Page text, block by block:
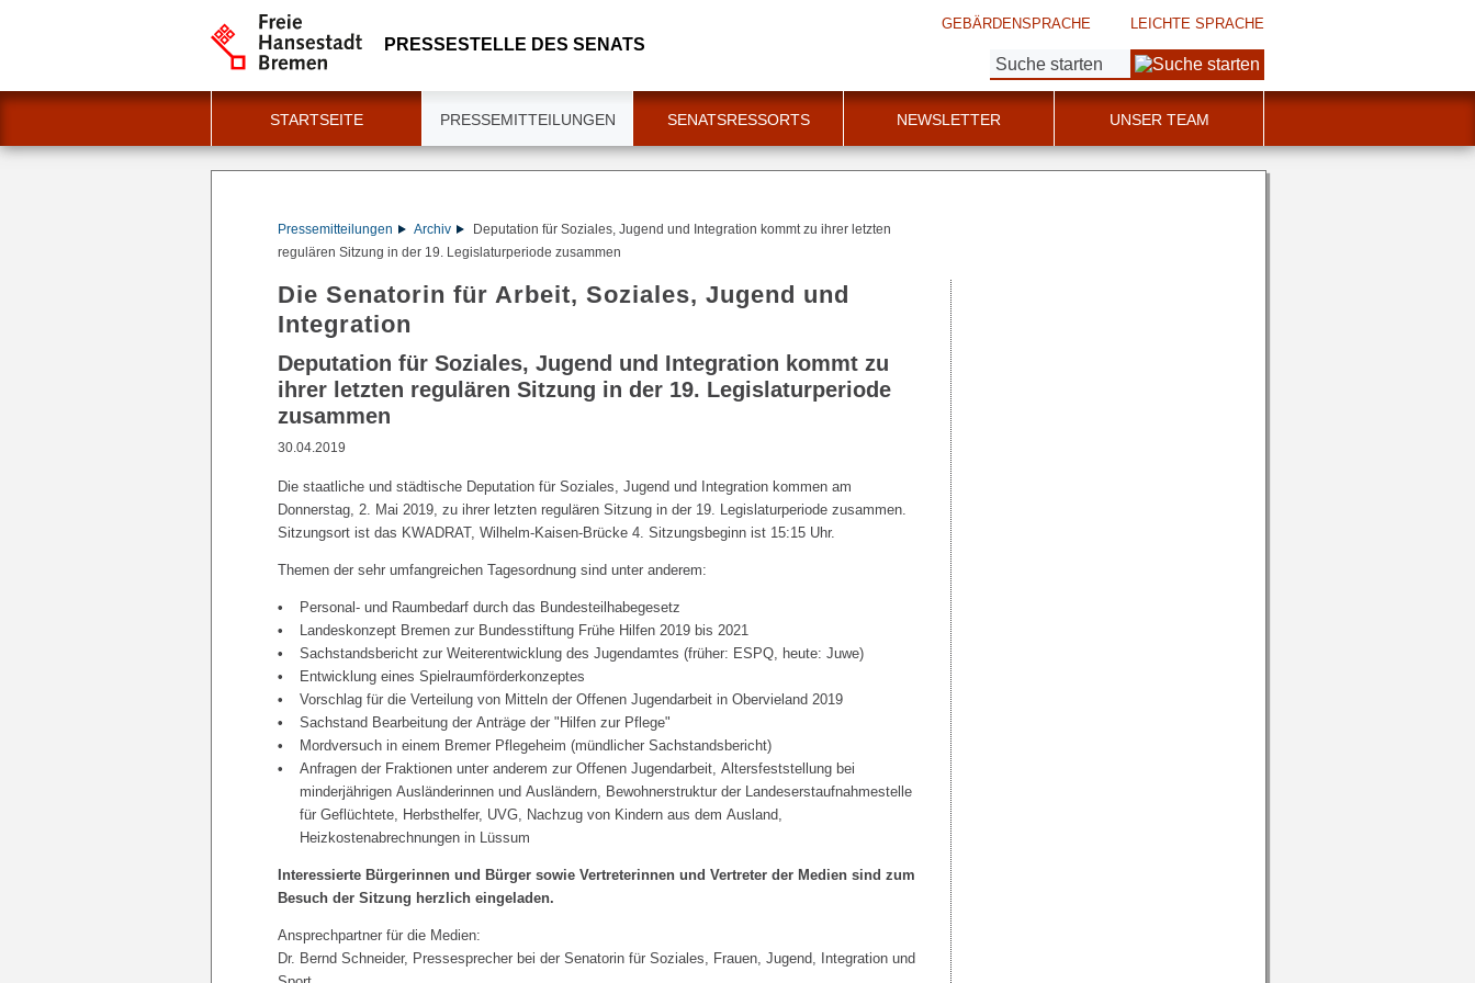
PRESSESTELLE DES SENATS
GEBÄRDENSPRACHE LEICHTE SPRACHE
Suche:
STARTSEITE PRESSEMITTEILUNGEN SENATSRESSORTS NEWSLETTER UNSER TEAM
Pressemitteilungen Archiv
Deputation für Soziales, Jugend und Integration kommt zu ihrer letzten
regulären Sitzung in der 19. Legislaturperiode zusammen
Die Senatorin für Arbeit, Soziales, Jugend und
Integration
Deputation für Soziales, Jugend und Integration kommt zu
ihrer letzten regulären Sitzung in der 19. Legislaturperiode
zusammen
30.04.2019
Die staatliche und städtische Deputation für Soziales, Jugend und Integration kommen am
Donnerstag, 2. Mai 2019, zu ihrer letzten regulären Sitzung in der 19. Legislaturperiode zusammen.
Sitzungsort ist das KWADRAT, Wilhelm-Kaisen-Brücke 4. Sitzungsbeginn ist 15:15 Uhr.
Themen der sehr umfangreichen Tagesordnung sind unter anderem:
Personal- und Raumbedarf durch das Bundesteilhabegesetz
Landeskonzept Bremen zur Bundesstiftung Frühe Hilfen 2019 bis 2021
Sachstandsbericht zur Weiterentwicklung des Jugendamtes (früher: ESPQ, heute: Juwe)
Entwicklung eines Spielraumförderkonzeptes
Vorschlag für die Verteilung von Mitteln der Offenen Jugendarbeit in Obervieland 2019
Sachstand Bearbeitung der Anträge der "Hilfen zur Pflege"
Mordversuch in einem Bremer Pflegeheim (mündlicher Sachstandsbericht)
Anfragen der Fraktionen unter anderem zur Offenen Jugendarbeit, Altersfeststellung bei
minderjährigen Ausländerinnen und Ausländern, Bewohnerstruktur der Landeserstaufnahmestelle
für Geflüchtete, Herbsthelfer, UVG, Nachzug von Kindern aus dem Ausland,
Heizkostenabrechnungen in Lüssum
Interessierte Bürgerinnen und Bürger sowie Vertreterinnen und Vertreter der Medien sind zum
Besuch der Sitzung herzlich eingeladen.
Ansprechpartner für die Medien:
Dr. Bernd Schneider, Pressesprecher bei der Senatorin für Soziales, Frauen, Jugend, Integration und